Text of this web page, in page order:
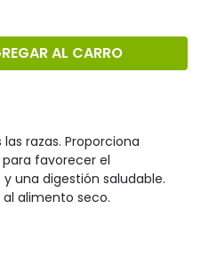
AL CARRO
razas. Proporciona
favorecer el
una digestión saludable.
alimento seco.